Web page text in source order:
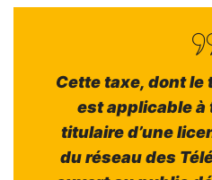
Cette taxe, dont le
est applicable
titulaire d’une
du réseau des